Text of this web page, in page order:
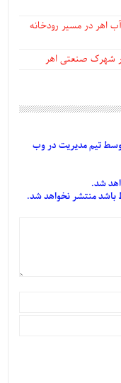
اهر در مسیر رودخانه
شهرک صنعتی اهر
تیم مدیریت در وب
شد.
باشد منتشر نخواهد شد.